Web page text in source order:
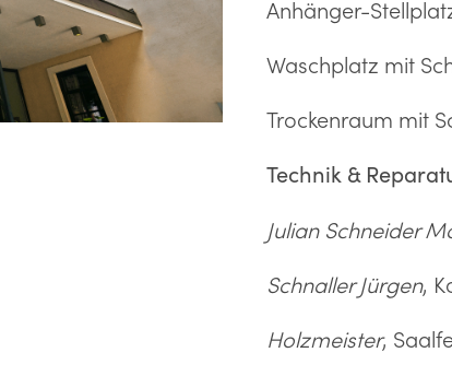
Anhänger-
Waschplatz mit
Trockenraum mit
Technik &
Julian Schneider
Schnaller Jürgen,
Holzmeister,